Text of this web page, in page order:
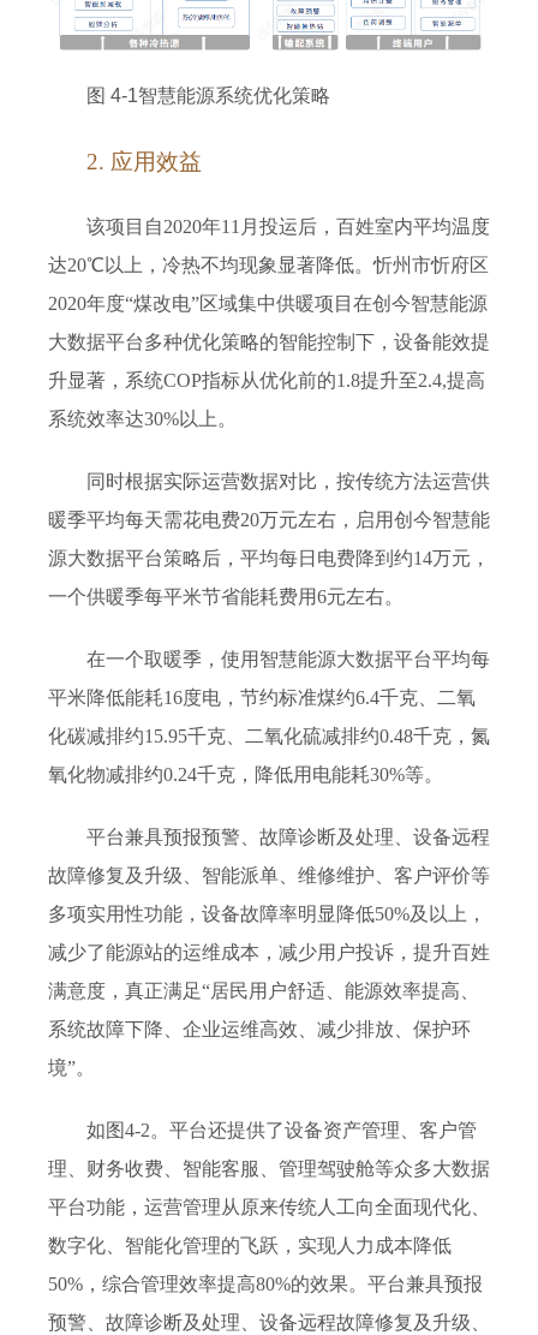
图 4-1智慧能源系统优化策略
2. 应用效益
该项目自2020年11月投运后，百姓室内平均温度
达20℃以上，冷热不均现象显著降低。忻州市忻府区
2020年度“煤改电”区域集中供暖项目在创今智慧能源
大数据平台多种优化策略的智能控制下，设备能效提
升显著，系统COP指标从优化前的1.8提升至2.4,提高
系统效率达30%以上。
同时根据实际运营数据对比，按传统方法运营供
暖季平均每天需花电费20万元左右，启用创今智慧能
源大数据平台策略后，平均每日电费降到约14万元，
一个供暖季每平米节省能耗费用6元左右。
在一个取暖季，使用智慧能源大数据平台平均每
平米降低能耗16度电，节约标准煤约6.4千克、二氧
化碳减排约15.95千克、二氧化硫减排约0.48千克，氮
氧化物减排约0.24千克，降低用电能耗30%等。
平台兼具预报预警、故障诊断及处理、设备远程
故障修复及升级、智能派单、维修维护、客户评价等
多项实用性功能，设备故障率明显降低50%及以上 ，
减少了能源站的运维成本 ， 减少用户投诉，提升百姓
满意度，真正满足“居民用户舒适、能源效率提高、
系统故障下降、企业运维高效、减少排放、保护环
境”。
如图4-2。平台还提供了设备资产管理、客户管
理、财务收费、智能客服、管理驾驶舱等众多大数据
平台功能，运营管理从原来传统人工向全面现代化、
数字化、智能化管理的飞跃，实现人力成本降低
50%，综合管理效率提高80%的效果。 平台兼具预报
预警、故障诊断及处理、设备远程故障修复及升级、